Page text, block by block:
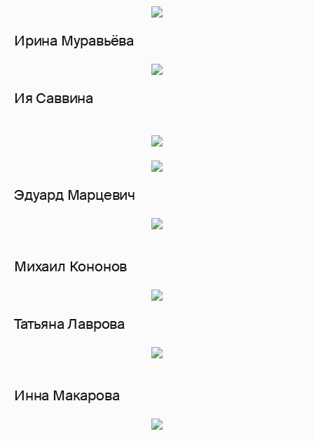
Ирина Муравьёва
Ия Саввина
Эдуард Марцевич
Михаил Кононов
Татьяна Лаврова
Инна Макарова